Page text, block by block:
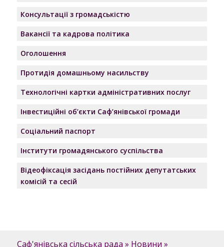
Консультації з громадськістю
Вакансії та кадрова політика
Оголошення
Протидія домашньому насильству
Технологічні картки адміністративних послуг
Інвестиційні об’єкти Саф’янівської громади
Соціальний паспорт
Інститути громадянського суспільства
Відеофіксація засідань постійних депутатських
комісій та сесій
Саф'янівська сільська рада » Новини »